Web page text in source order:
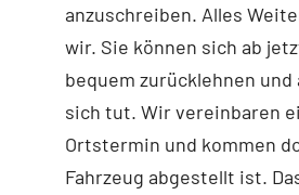
anzuschreiben. Alles
wir. Sie können sich ab
bequem zurücklehnen und
sich tut. Wir vereinbaren
Ortstermin und kommen
Fahrzeug abgestellt ist.